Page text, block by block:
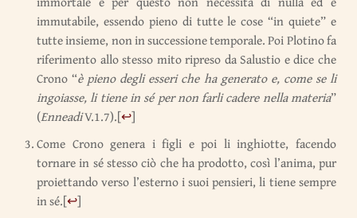
immutabile, essendo pieno di tutte le cose “in quiete” e
tutte insieme, non in successione temporale. Poi Plotino fa
riferimento allo stesso mito ripreso da Salustio e dice che
Crono “è pieno degli esseri che ha generato e, come se li
ingoiasse, li tiene in sé per non farli cadere nella materia”
(EnneadiV.1.7).[↩]
Come Crono genera i figli e poi li inghiotte, facendo
tornare in sé stesso ciò che ha prodotto, così l’anima, pur
proiettando verso l’esterno i suoi pensieri, li tiene sempre
in sé.[↩]